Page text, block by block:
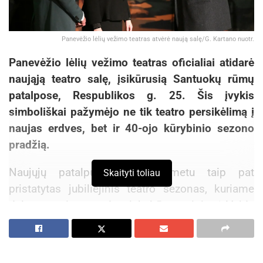
Panevėžio lėlių vežimo teatras atvėrė naują salę/G. Kartano nuotr.
Panevėžio lėlių vežimo teatras oficialiai atidarė
naująją teatro salę, įsikūrusią Santuokų rūmų
patalpose, Respublikos g. 25. Šis įvykis
simboliškai pažymėjo ne tik teatro persikėlimą į
naujas erdves, bet ir 40-ojo kūrybinio sezono
pradžią.
Naujųjų patalpų atidarymo metu taip pat
pristatytas jubiliejinis teatro sezonas, kuriame
dalyvavo miesto vadovai, kultūros ministrė Vaida
Aleknavičienė, Lietuvos Respublikos Prezidento
vyriausioji patarėja Jolanta Karpavičienė, kultūros
Skaityti toliau